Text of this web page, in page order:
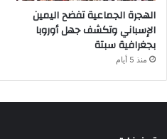
الهجرة الجماعية تفضح اليمين
الإسباني وتكشف جهل أوروبا
بجغرافية سبتة
منذ 5 أيام